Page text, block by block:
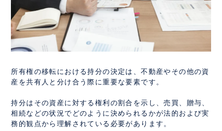
所有権の移転における持分の決定は、不動産やその他の資
産を共有人と分け合う際に重要な要素です。
持分はその資産に対する権利の割合を示し、売買、贈与、
相続などの状況でどのように決められるかが法的および実
務的観点から理解されている必要があります。